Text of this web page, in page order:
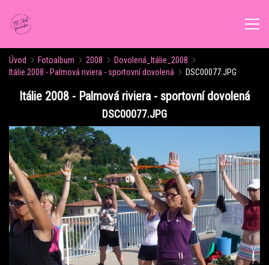
ÚVOD
ROZVRH CVIČENÍ
KALENDÁŘ AKCÍ
FORMY CVIČENÍ
VÝŽIVOVÉ PORADENSTVÍ
Úvod Fotoalbum 2008
Dovolená_Itálie_2008
Itálie 2008 - Palmová riviera - sportovní dovolená
DSC00077.JPG
Itálie 2008 - Palmová riviera - sportovní dovolená
DSC00077.JPG